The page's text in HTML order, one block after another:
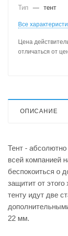
Тип
— тент
Все
Цена
отличаться от
ОПИСАНИЕ
Тент -
всей компанией
беспокоиться о
защитит от
тенту идут две
22 мм.